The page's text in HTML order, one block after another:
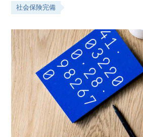
社会保険完備